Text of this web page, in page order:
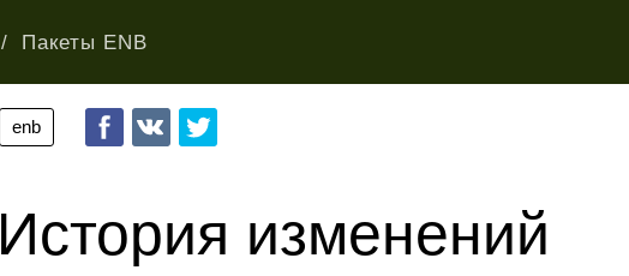
Пакеты ENB
История изменений
enb